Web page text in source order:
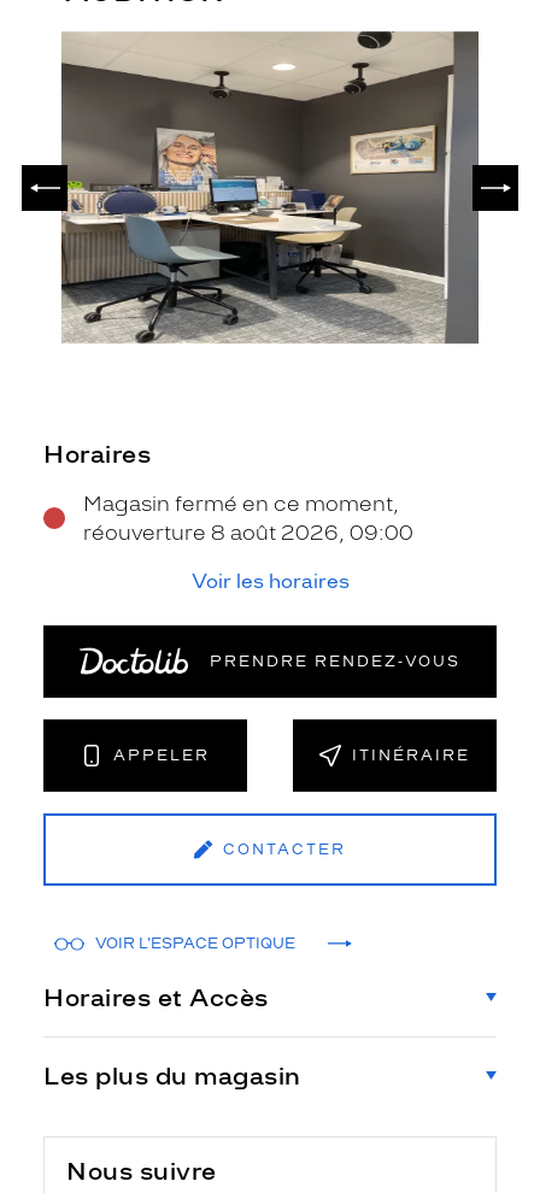
PRÉCÉDENT
Horaires
Magasin fermé en ce moment,
réouverture 8 août 2026, 09:00
Voir les horaires
PRENDRE RENDEZ‑VOUS
APPELER ITINÉRAIRE
CONTACTER
VOIR L'ESPACE OPTIQUE
Horaires et Accès
Les plus du magasin
Nous suivre